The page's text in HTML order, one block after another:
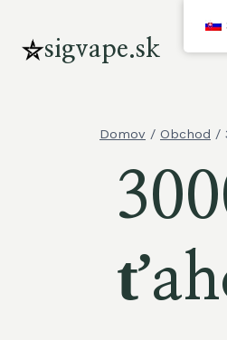
many sigvape.sk
Domov / Obchod /